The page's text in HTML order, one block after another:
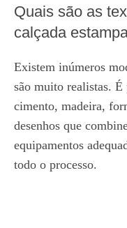
Quais são as
calçada
Existem inúmeros
são muito realistas.
cimento, madeira,
desenhos que
equipamentos
todo o processo.